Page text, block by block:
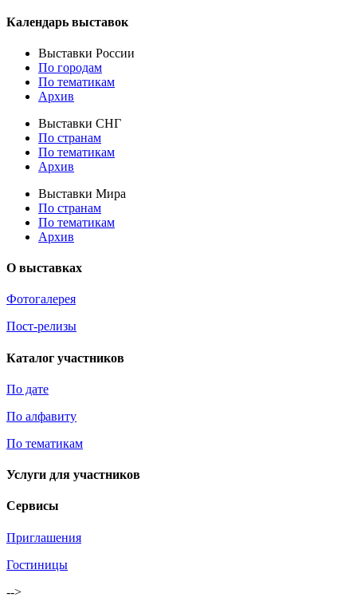
Календарь выставок
Выставки России
По городам
По тематикам
Архив
Выставки СНГ
По странам
По тематикам
Архив
Выставки Мира
По странам
По тематикам
Архив
О выставках
Фотогалерея
Пост-релизы
Каталог участников
По дате
По алфавиту
По тематикам
Услуги для участников
Сервисы
Приглашения
Гостиницы
-->